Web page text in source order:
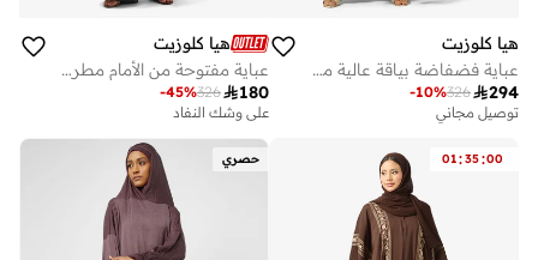
هيا كلوزيت
عباية فضفاضة بياقة عالية مزينة بالزهور
294
326
-10%
توصيل مجاني
هيا كلوزيت
عباية مفتوحة من الأمام مطرزة ومزينة بياقة عالية
180
326
-45%
على وشك النفاد
01:35:00 حصري